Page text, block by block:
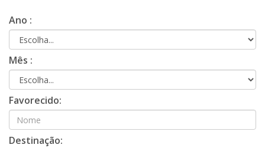
Ano :
Mês :
Favorecido:
Destinação: